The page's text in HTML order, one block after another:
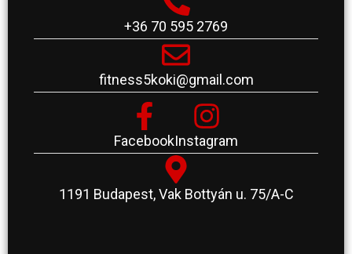
+36 70 595 2769
fitness5koki@gmail.com
FacebookInstagram
1191 Budapest, Vak Bottyán u. 75/A-C